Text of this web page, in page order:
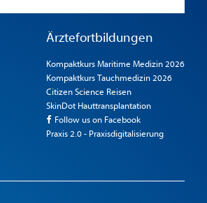
Ärztefortbildungen
Kompaktkurs Maritime Medizin 2026
Kompaktkurs Tauchmedizin 2026
Citizen Science Reisen
SkinDot Hauttransplantation
Follow us on Facebook
Praxis 2.0 - Praxisdigitalisierung